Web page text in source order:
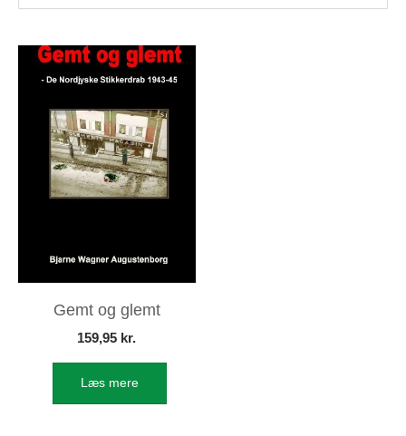
Gemt og glemt
159,95 kr.
Læs mere